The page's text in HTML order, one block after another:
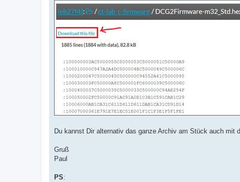
Du kannst Dir alternativ das ganze Archiv am Stück auch mit
Gruß
Paul
PS: